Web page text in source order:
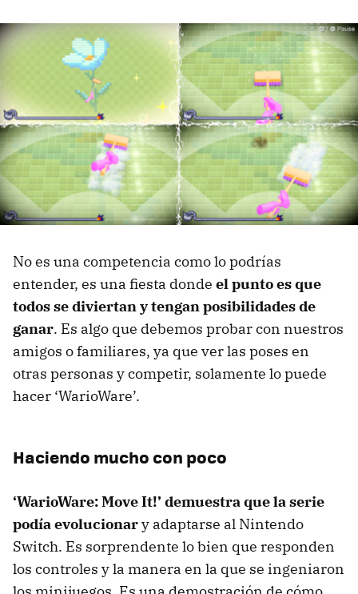
No es una competencia como lo podrías
entender, es una fiesta donde el punto es que
todos se diviertan y tengan posibilidades de
ganar. Es algo que debemos probar con nuestros
amigos o familiares, ya que ver las poses en
otras personas y competir, solamente lo puede
hacer ‘WarioWare’.
Haciendo mucho con poco
‘WarioWare: Move It!’ demuestra que la serie
podía evolucionary adaptarse al Nintendo
Switch. Es sorprendente lo bien que responden
los controles y la manera en la que se ingeniaron